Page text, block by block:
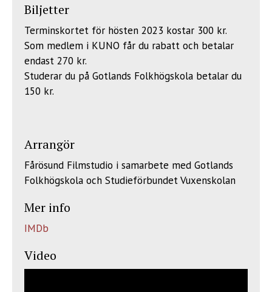
Biljetter
Terminskortet för hösten 2023 kostar 300 kr.
Som medlem i KUNO får du rabatt och betalar
endast 270 kr.
Studerar du på Gotlands Folkhögskola betalar du
150 kr.
Arrangör
Fårösund Filmstudio i samarbete med Gotlands
Folkhögskola och Studieförbundet Vuxenskolan
Mer info
IMDb
Video